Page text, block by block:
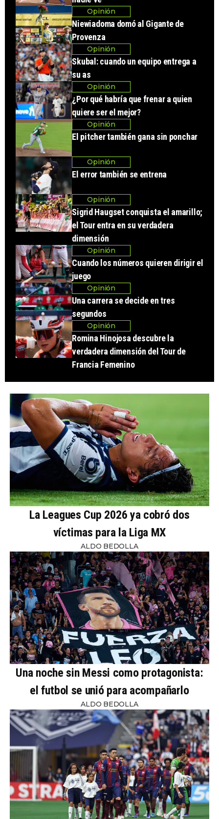
Opinión
Niewiadoma domó al Gigante de
Provenza
Opinión
Skubal: cuando un equipo entrega a
su as
Opinión
¿Por qué habría que frenar a quien
quiere ser el mejor?
Opinión
El pitcher también gana sin ponchar
Opinión
El error también se entrena
Opinión
Sigrid Haugset conquista el amarillo;
el Tour entra en su verdadera
dimensión
Opinión
Cuando los números quieren dirigir el
juego
Opinión
Una carrera se decide en tres
segundos
Opinión
Romina Hinojosa descubre la
verdadera dimensión del Tour de
Francia Femenino
La Leagues Cup 2026 ya cobró dos
víctimas para la Liga MX
ALDO BEDOLLA
Una noche sin Messi como protagonista:
el futbol se unió para acompañarlo
ALDO BEDOLLA